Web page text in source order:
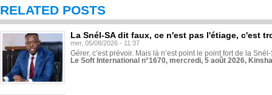
RELATED POSTS
La Snél-SA dit faux, ce n'est pas l'étiage, c'est
mer, 05/08/2026 - 11:37
Gérer, c’est prévoir. Mais là n’est point le point fort de la
Le Soft International n°1670, mercredi, 5 août 2026,